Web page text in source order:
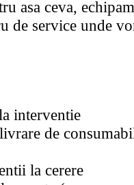
asa ceva,
de service unde
interventie
de
la cerere